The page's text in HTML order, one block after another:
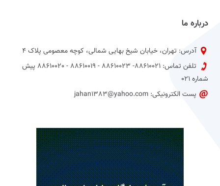
درباره ما
آدرس: تهران، خیابان شیخ بهایی شمالی، کوچه معصومی پلاک 4
تلفن تماس: 88610021- 88610023 - 88610019 - 88610020 پیش
شماره 021
پست الکترونیکی: jahan1383@yahoo.com